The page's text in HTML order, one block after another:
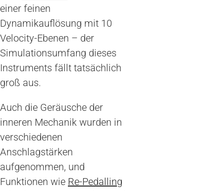
einer feinen
Dynamikauflösung mit 10
Velocity-Ebenen – der
Simulationsumfang dieses
Instruments fällt tatsächlich
groß aus.
Auch die Geräusche der
inneren Mechanik wurden in
verschiedenen
Anschlagstärken
aufgenommen, und
Funktionen wie Re-Pedalling